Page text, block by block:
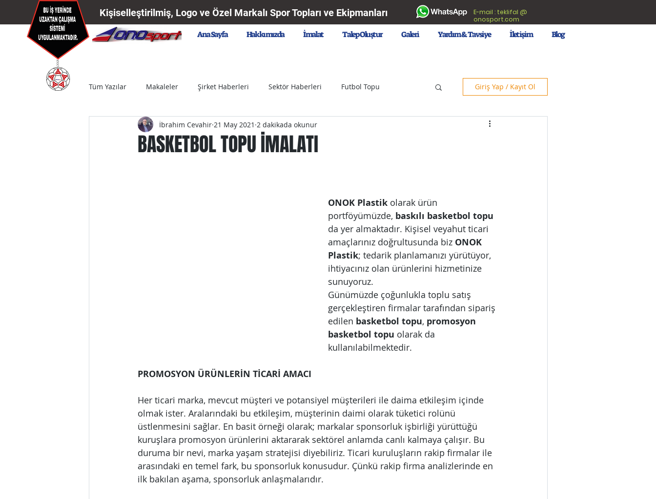
Kişiselleştirilmiş, Logo ve Özel Markalı Spor Topları ve Ekipmanları
E-mail : teklifal @
onosport.com
Ana Sayfa Hakkımızda İmalat Talep Oluştur Galeri Yardım & Tavsiye İletişim Blog
Tüm Yazılar Makaleler Şirket Haberleri Sektör Haberleri Futbol Topu
Basketbol Topu Voleybol Topu Plastik Top Polietilen Top
Giriş Yap / Kayıt Ol
BASKETBOL TOPU İMALATI
İbrahim Cevahir 21 May 2021 2 dakikada okunur
ONOK Plastik olarak ürün
portföyümüzde, baskılı basketbol topu
da yer almaktadır. Kişisel veyahut ticari
amaçlarınız doğrultusunda biz ONOK
Plastik; tedarik planlamanızı yürütüyor,
ihtiyacınız olan ürünlerini hizmetinize
sunuyoruz.
Günümüzde çoğunlukla toplu satış
gerçekleştiren firmalar tarafından sipariş
edilen basketbol topu, promosyon
basketbol topu olarak da
kullanılabilmektedir.
PROMOSYON ÜRÜNLERİN TİCARİ AMACI
Her ticari marka, mevcut müşteri ve potansiyel müşterileri ile daima etkileşim içinde
olmak ister. Aralarındaki bu etkileşim, müşterinin daimi olarak tüketici rolünü
üstlenmesini sağlar. En basit örneği olarak; markalar sponsorluk işbirliği yürüttüğü
kuruşlara promosyon ürünlerini aktararak sektörel anlamda canlı kalmaya çalışır. Bu
duruma bir nevi, marka yaşam stratejisi diyebiliriz. Ticari kuruluşların rakip firmalar ile
arasındaki en temel fark, bu sponsorluk konusudur. Çünkü rakip firma analizlerinde en
ilk bakılan aşama, sponsorluk anlaşmalarıdır.